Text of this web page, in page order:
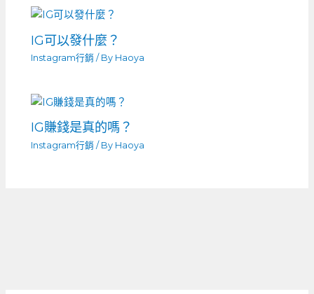
IG可以發什麼？
Instagram行銷 / By Haoya
IG賺錢是真的嗎？
Instagram行銷 / By Haoya